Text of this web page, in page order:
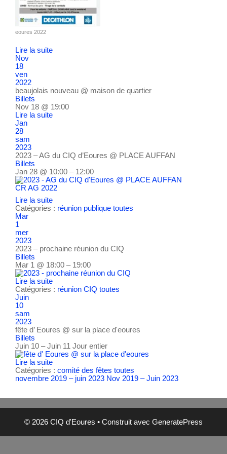
eoures 2022
Lire la suite
Nov
18
ven
2022
beaujolais nouveau @ maison de quartier
Billets
Nov 18 @ 19:00
Lire la suite
Jan
28
sam
2023
2023 – AG du CIQ d’Eoures @ PLACE AUFFAN
Billets
Jan 28 @ 10:00 – 12:00
CR AG 2022
Lire la suite
Catégories : réunion publique toutes
Mar
1
mer
2023
2023 – prochaine réunion du CIQ
Billets
Mar 1 @ 18:00 – 19:00
Lire la suite
Catégories : réunion CIQ toutes
Juin
10
sam
2023
fête d’ Eoures @ sur la place d'eoures
Billets
Juin 10 – Juin 11 Jour entier
Lire la suite
Catégories : comité des fêtes toutes
novembre 2019 – juin 2023 Nov 2019 – Juin 2023
© 2026 CIQ d'Eoures • Construit avec GeneratePress